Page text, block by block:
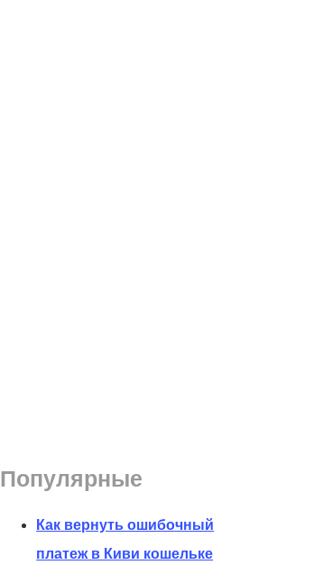
Популярные
Как вернуть ошибочный
платеж в Киви кошельке